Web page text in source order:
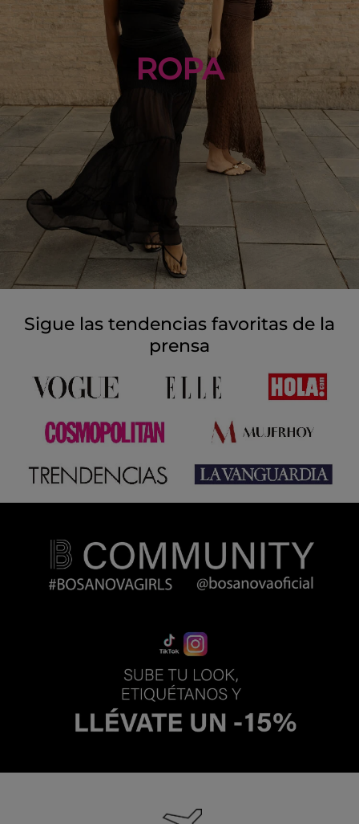
ROPA
Sigue las tendencias favoritas de la
prensa